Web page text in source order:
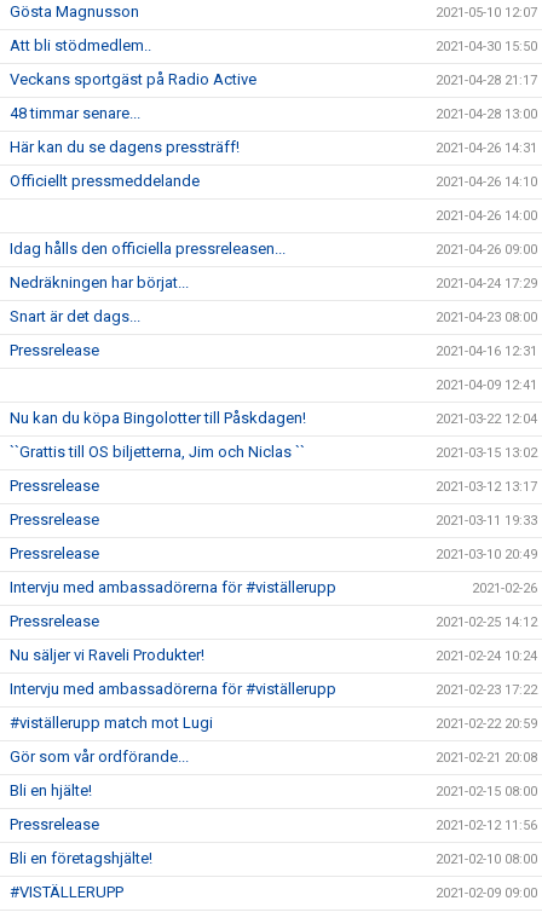
Gösta Magnusson 2021-05-10 12:07
Att bli stödmedlem.. 2021-04-30 15:50
Veckans sportgäst på Radio Active 2021-04-28 21:17
48 timmar senare... 2021-04-28 13:00
Här kan du se dagens pressträff! 2021-04-26 14:31
Officiellt pressmeddelande 2021-04-26 14:10
2021-04-26 14:00
Idag hålls den officiella pressreleasen... 2021-04-26 09:00
Nedräkningen har börjat... 2021-04-24 17:29
Snart är det dags... 2021-04-23 08:00
Pressrelease 2021-04-16 12:31
2021-04-09 12:41
Nu kan du köpa Bingolotter till Påskdagen! 2021-03-22 12:04
``Grattis till OS biljetterna, Jim och Niclas `` 2021-03-15 13:02
Pressrelease 2021-03-12 13:17
Pressrelease 2021-03-11 19:33
Pressrelease 2021-03-10 20:49
Intervju med ambassadörerna för #viställerupp 2021-02-26
Pressrelease 2021-02-25 14:12
Nu säljer vi Raveli Produkter! 2021-02-24 10:24
Intervju med ambassadörerna för #viställerupp 2021-02-23 17:22
#viställerupp match mot Lugi 2021-02-22 20:59
Gör som vår ordförande... 2021-02-21 20:08
Bli en hjälte! 2021-02-15 08:00
Pressrelease 2021-02-12 11:56
Bli en företagshjälte! 2021-02-10 08:00
#VISTÄLLERUPP 2021-02-09 09:00